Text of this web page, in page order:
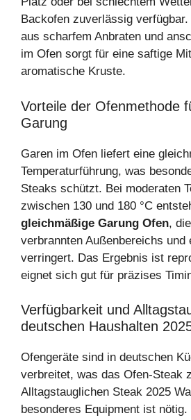
Backofen zuverlässig
aus scharfem Anbraten und
im Ofen sorgt für eine saftige
aromatische Kruste.
Vorteile der Ofenmethode
Garung
Garen im Ofen liefert eine
Temperaturführung, was
Steaks schützt. Bei moderaten
zwischen 130 und 180 °C
gleichmäßige Garung Ofen,
verbrannten Außenbereichs und
verringert. Das Ergebnis ist
eignet sich gut für präzises
Verfügbarkeit und
deutschen Haushalten
Ofengeräte sind in deutschen
verbreitet, was das Ofen‑Steak
Alltagstauglichen Steak 2025
besonderes Equipment ist